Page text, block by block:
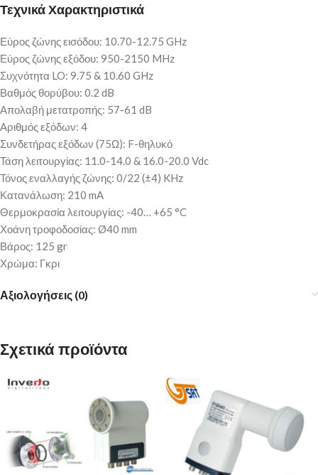
Τεχνικά Χαρακτηριστικά
Εύρος ζώνης εισόδου: 10.70-12.75 GHz
Εύρος ζώνης εξόδου: 950-2150 MHz
Συχνότητα LO: 9.75 & 10.60 GHz
Βαθμός θορύβου: 0.2 dB
Απολαβή μετατροπής: 57-61 dB
Αριθμός εξόδων: 4
Συνδετήρας εξόδων (75Ω): F-θηλυκό
Τάση λειτουργίας: 11.0-14.0 & 16.0-20.0 Vdc
Τόνος εναλλαγής ζώνης: 0/22 (±4) KHz
Κατανάλωση: 210 mA
Θερμοκρασία λειτουργίας: -40… +65 °C
Χοάνη τροφοδοσίας: Ø40 mm
Βάρος: 125 gr
Χρώμα: Γκρι
Αξιολογήσεις (0)
Σχετικά προϊόντα